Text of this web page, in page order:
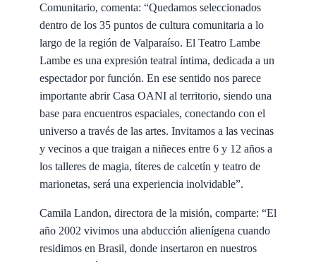
Comunitario, comenta: “Quedamos seleccionados
dentro de los 35 puntos de cultura comunitaria a lo
largo de la región de Valparaíso. El Teatro Lambe
Lambe es una expresión teatral íntima, dedicada a un
espectador por función. En ese sentido nos parece
importante abrir Casa OANI al territorio, siendo una
base para encuentros espaciales, conectando con el
universo a través de las artes. Invitamos a las vecinas
y vecinos a que traigan a niñeces entre 6 y 12 años a
los talleres de magia, títeres de calcetín y teatro de
marionetas, será una experiencia inolvidable”.
Camila Landon, directora de la misión, comparte: “El
año 2002 vivimos una abducción alienígena cuando
residimos en Brasil, donde insertaron en nuestros